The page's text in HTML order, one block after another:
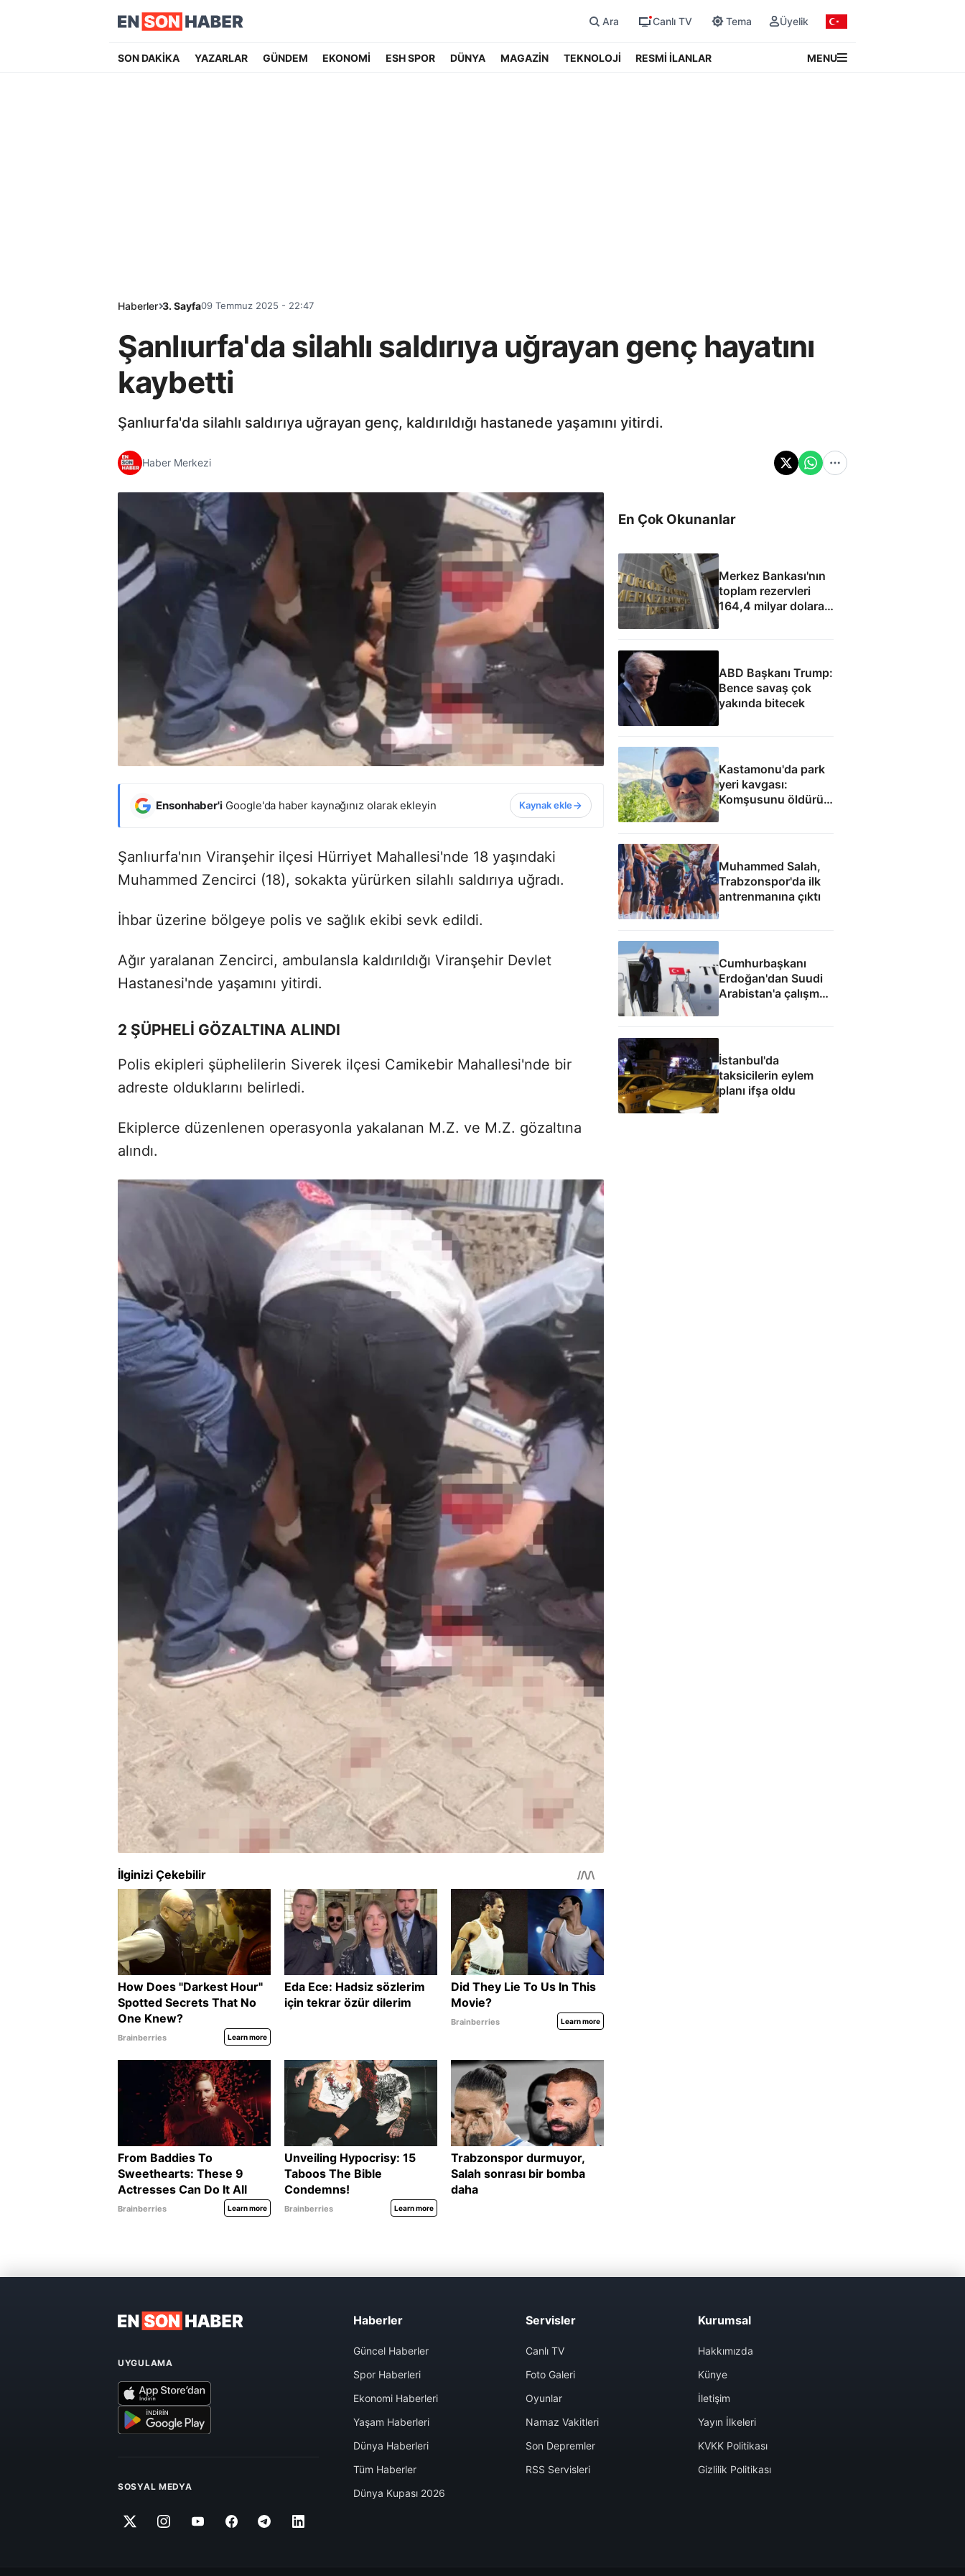
Ara Canlı TV Tema Üyelik
SON DAKİKA YAZARLAR GÜNDEM EKONOMİ ESH SPOR DÜNYA MAGAZİN TEKNOLOJİ RESMİ İLANLAR MENU
Haberler 3. Sayfa09 Temmuz 2025 - 22:47
Şanlıurfa'da silahlı saldırıya uğrayan genç hayatını
kaybetti
Şanlıurfa'da silahlı saldırıya uğrayan genç, kaldırıldığı hastanede yaşamını yitirdi.
Haber Merkezi
Ensonhaber'i Google'da haber kaynağınız olarak ekleyin Kaynak ekle
Şanlıurfa'nın Viranşehir ilçesi Hürriyet Mahallesi'nde 18 yaşındaki
Muhammed Zencirci (18), sokakta yürürken silahlı saldırıya uğradı.
İhbar üzerine bölgeye polis ve sağlık ekibi sevk edildi.
Ağır yaralanan Zencirci, ambulansla kaldırıldığı Viranşehir Devlet
Hastanesi'nde yaşamını yitirdi.
2 ŞÜPHELİ GÖZALTINA ALINDI
Polis ekipleri şüphelilerin Siverek ilçesi Camikebir Mahallesi'nde bir
adreste olduklarını belirledi.
Ekiplerce düzenlenen operasyonla yakalanan M.Z. ve M.Z. gözaltına
alındı.
En Çok Okunanlar
Merkez Bankası'nın
toplam rezervleri
164,4 milyar dolara
yükseldi
ABD Başkanı Trump:
Bence savaş çok
yakında bitecek
Kastamonu'da park
yeri kavgası:
Komşusunu öldürüp
evini ve aracını ateşe
Muhammed Salah,
Trabzonspor'da ilk
antrenmanına çıktı
Cumhurbaşkanı
Erdoğan'dan Suudi
Arabistan'a çalışma
İstanbul'da
taksicilerin eylem
planı ifşa oldu
UYGULAMA
SOSYAL MEDYA
Haberler
Güncel Haberler
Spor Haberleri
Ekonomi Haberleri
Yaşam Haberleri
Dünya Haberleri
Tüm Haberler
Dünya Kupası 2026
Servisler
Canlı TV
Foto Galeri
Oyunlar
Namaz Vakitleri
Son Depremler
RSS Servisleri
Kurumsal
Hakkımızda
Künye
İletişim
Yayın İlkeleri
KVKK Politikası
Gizlilik Politikası